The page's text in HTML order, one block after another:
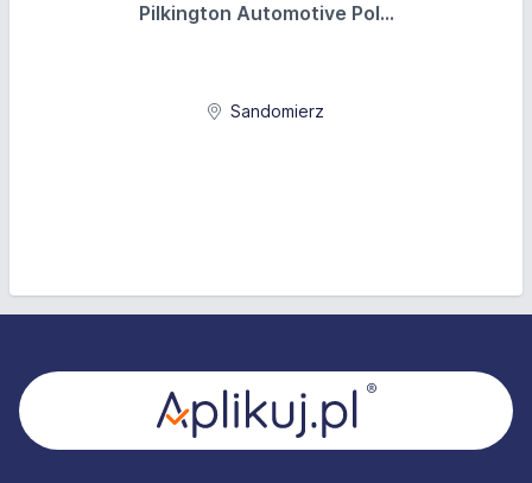
Pilkington Automotive Pol...
Sandomierz